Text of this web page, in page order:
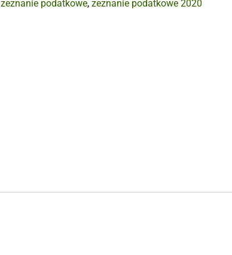
zeznanie podatkowe, zeznanie podatkowe 2020